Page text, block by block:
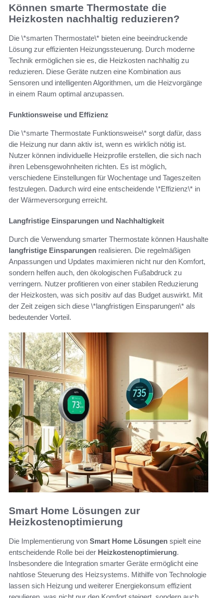
Können smarte Thermostate die
Heizkosten nachhaltig reduzieren?
Die \*smarten Thermostate\* bieten eine beeindruckende
Lösung zur effizienten Heizungssteuerung. Durch moderne
Technik ermöglichen sie es, die Heizkosten nachhaltig zu
reduzieren. Diese Geräte nutzen eine Kombination aus
Sensoren und intelligenten Algorithmen, um die Heizvorgänge
in einem Raum optimal anzupassen.
Funktionsweise und Effizienz
Die \*smarte Thermostate Funktionsweise\* sorgt dafür, dass
die Heizung nur dann aktiv ist, wenn es wirklich nötig ist.
Nutzer können individuelle Heizprofile erstellen, die sich nach
ihren Lebensgewohnheiten richten. Es ist möglich,
verschiedene Einstellungen für Wochentage und Tageszeiten
festzulegen. Dadurch wird eine entscheidende \*Effizienz\* in
der Wärmeversorgung erreicht.
Langfristige Einsparungen und Nachhaltigkeit
Durch die Verwendung smarter Thermostate können Haushalte
langfristige Einsparungen realisieren. Die regelmäßigen
Anpassungen und Updates maximieren nicht nur den Komfort,
sondern helfen auch, den ökologischen Fußabdruck zu
verringern. Nutzer profitieren von einer stabilen Reduzierung
der Heizkosten, was sich positiv auf das Budget auswirkt. Mit
der Zeit zeigen sich diese \*langfristigen Einsparungen\* als
bedeutender Vorteil.
Smart Home Lösungen zur
Heizkostenoptimierung
Die Implementierung von Smart Home Lösungen spielt eine
entscheidende Rolle bei der Heizkostenoptimierung.
Insbesondere die Integration smarter Geräte ermöglicht eine
nahtlose Steuerung des Heizsystems. Mithilfe von Technologie
lassen sich Heizung und weiterer Energiekonsum effizient